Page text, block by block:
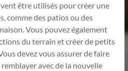
être utilisés pour créer une
comme des patios ou des
Vous pouvez également
du terrain et créer de petits
devez vous assurer de faire
avec de la nouvelle